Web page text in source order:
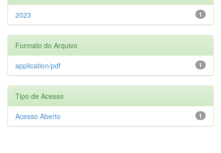
1
2023
Formato do Arquivo
1
application/pdf
Tipo de Acesso
1
Acesso Aberto